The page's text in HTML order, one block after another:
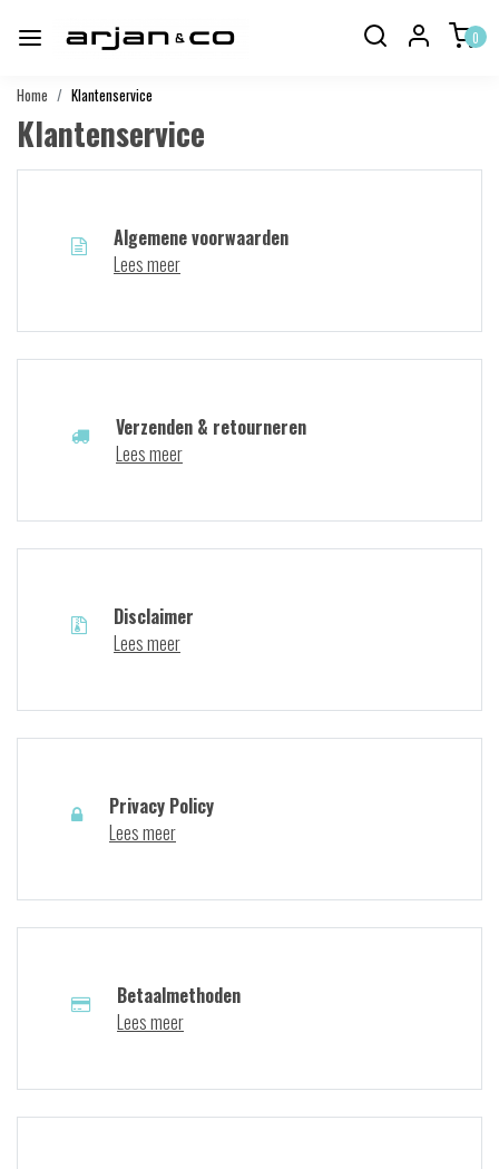
0
Home Klantenservice
Klantenservice
Algemene voorwaarden
Lees meer
Verzenden & retourneren
Lees meer
Disclaimer
Lees meer
Privacy Policy
Lees meer
Betaalmethoden
Lees meer